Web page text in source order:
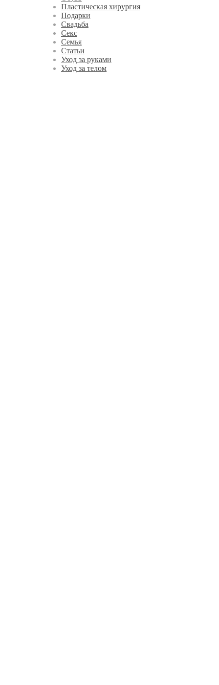
Пластическая хирургия
Подарки
Свадьба
Секс
Семья
Статьи
Уход за руками
Уход за телом